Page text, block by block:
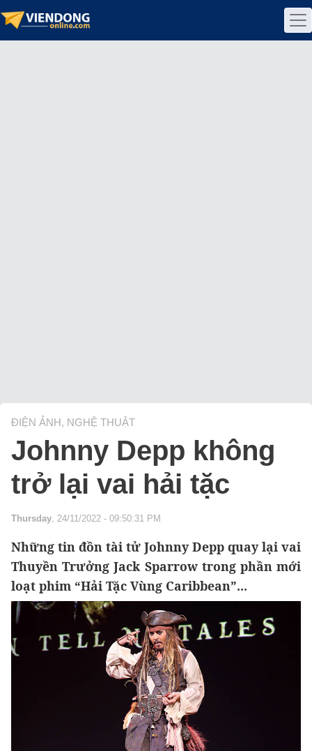
ĐIỆN ẢNH, NGHỆ THUẬT
Johnny Depp không
trở lại vai hải tặc
Thursday, 24/11/2022 - 09:50:31 PM
Những tin đồn tài tử Johnny Depp quay lại vai
Thuyền Trưởng Jack Sparrow trong phần mới
loạt phim “Hải Tặc Vùng Caribbean”...